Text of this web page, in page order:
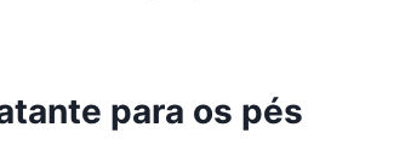
para os pés